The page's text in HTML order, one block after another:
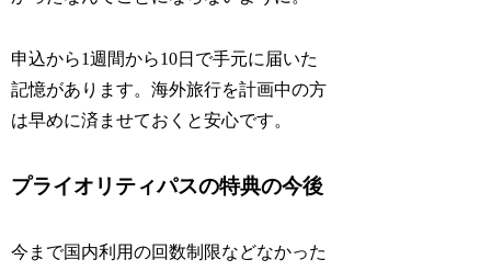
申込から1週間から10日で手元に届いた
記憶があります。海外旅行を計画中の方
は早めに済ませておくと安心です。
プライオリティパスの特典の今後
今まで国内利用の回数制限などなかった